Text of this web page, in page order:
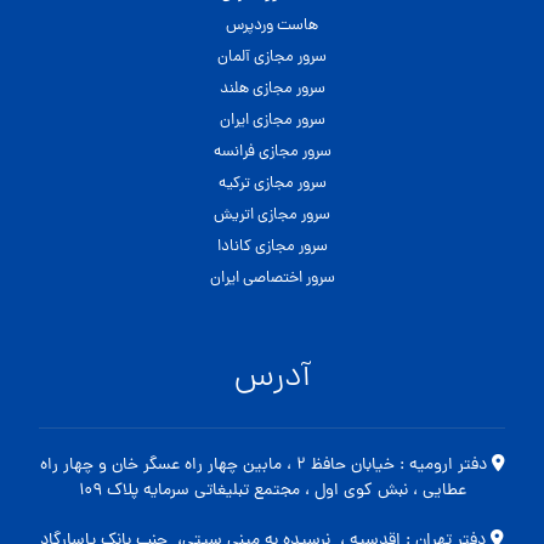
هاست وردپرس
سرور مجازی آلمان
سرور مجازی هلند
سرور مجازی ایران
سرور مجازی فرانسه
سرور مجازی ترکیه
سرور مجازی اتریش
سرور مجازی کانادا
سرور اختصاصی ایران
آدرس
دفتر ارومیه : خیابان حافظ ۲ ، مابین چهار راه عسگر خان و چهار راه
عطایی ، نبش کوی اول ، مجتمع تبلیغاتی سرمایه پلاک ۱۰۹